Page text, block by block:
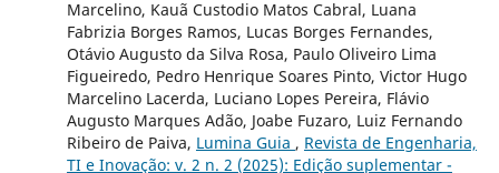
Marcelino, Kauã Custodio Matos Cabral, Luana
Fabrizia Borges Ramos, Lucas Borges Fernandes,
Otávio Augusto da Silva Rosa, Paulo Oliveiro Lima
Figueiredo, Pedro Henrique Soares Pinto, Victor Hugo
Marcelino Lacerda, Luciano Lopes Pereira, Flávio
Augusto Marques Adão, Joabe Fuzaro, Luiz Fernando
Ribeiro de Paiva, Lumina Guia , Revista de Engenharia,
TI e Inovação: v. 2 n. 2 (2025): Edição suplementar -